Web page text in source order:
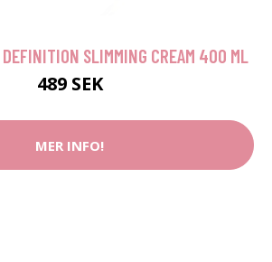
SLIMMING CREAM 400 ML
489 SEK
MER INFO!